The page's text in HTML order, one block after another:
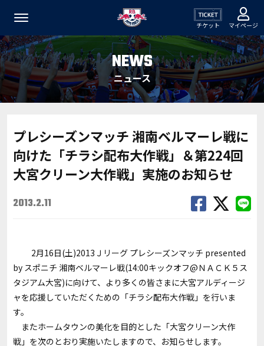
チケット マイページ
NEWS
ニュース
プレシーズンマッチ 湘南ベルマーレ戦に
向けた「チラシ配布大作戦」＆第224回
大宮クリーン大作戦」実施のお知らせ
2013.2.11
2月16日(土)2013Ｊリーグ プレシーズンマッチ presented
by スポニチ 湘南ベルマーレ戦(14:00キックオフ@ＮＡＣＫ５ス
タジアム大宮)に向けて、より多くの皆さまに大宮アルディージ
ャを応援していただくための「チラシ配布大作戦」を行いま
す。
またホームタウンの美化を目的とした「大宮クリーン大作
戦」を次のとおり実施いたしますので、お知らせします。